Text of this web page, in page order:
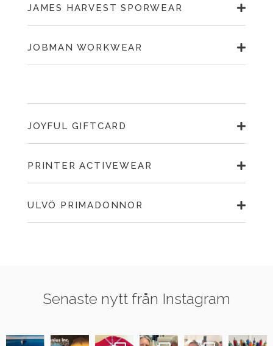
JAMES HARVEST SPORWEAR
JOBMAN WORKWEAR
JOYFUL GIFTCARD
PRINTER ACTIVEWEAR
ULVÖ PRIMADONNOR
Senaste nytt från Instagram